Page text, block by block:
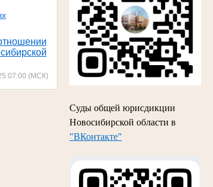
Суды общей юрисдикции
Новосибирской области в
"ВКонтакте"
07:00 (МСК)